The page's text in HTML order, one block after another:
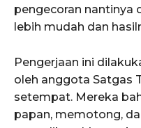
pengecoran nantinya
lebih mudah dan
Pengerjaan ini
oleh anggota Satgas
setempat. Mereka
papan, memotong,